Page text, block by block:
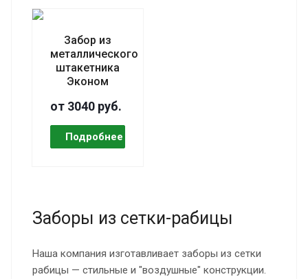
Забор из
металлического
штакетника
Эконом
от 3040 руб.
Заборы из сетки-рабицы
Наша компания изготавливает заборы из сетки
рабицы — стильные и "воздушные" конструкции.